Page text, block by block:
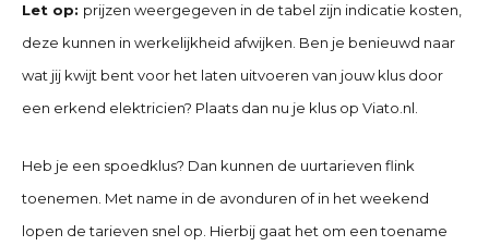
Let op: prijzen weergegeven in de tabel zijn indicatie kosten,
deze kunnen in werkelijkheid afwijken. Ben je benieuwd naar
wat jij kwijt bent voor het laten uitvoeren van jouw klus door
een erkend elektricien? Plaats dan nu je klus op Viato.nl.
Heb je een spoedklus? Dan kunnen de uurtarieven flink
toenemen. Met name in de avonduren of in het weekend
lopen de tarieven snel op. Hierbij gaat het om een toename